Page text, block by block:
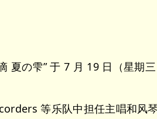
夏の雫” 于 7 月 19 日（星期三
等乐队中担任主唱和风